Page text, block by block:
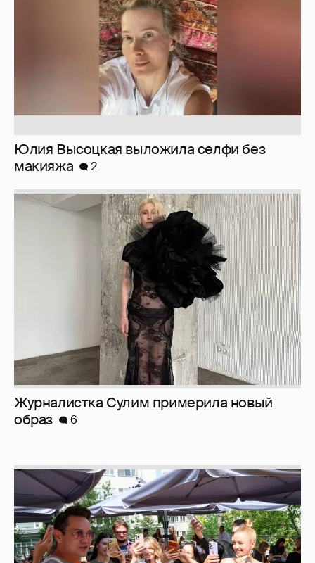
Журналистка Сулим примерила новый
Анастасия Гребенкина, Женя Малахова,
Оксана Русланова и другие гости
фестиваля «Баланс вкуса и ритма»:
рассматриваем летние образы